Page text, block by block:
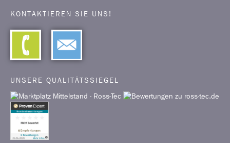
KONTAKTIEREN SIE UNS!
UNSERE QUALITÄTSSIEGEL